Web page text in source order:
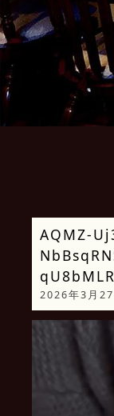
AQMZ-
2026年3月27